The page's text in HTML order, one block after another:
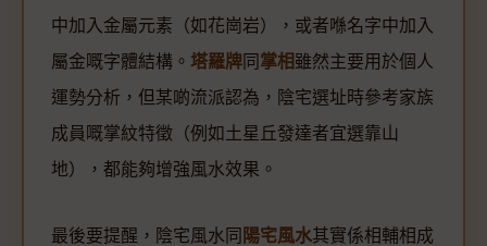
中加入金屬元素（如花崗岩），或者喺名字中加入
屬金嘅字體結構。 塔羅牌 同 掌相雖然主要用於個人
運勢分析，但某啲流派認為，陰宅選址時參考家族
成員嘅掌紋特徵（例如土星丘發達者宜選靠山
地），都能夠增強風水效果。
最後要提醒，陰宅風水同 陽宅風水其實係相輔相成